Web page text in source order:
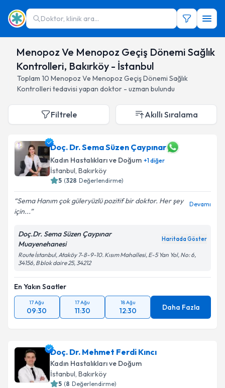
Doktor, klinik ara...
Menopoz Ve Menopoz Geçiş Dönemi Sağlık
Kontrolleri, Bakırköy - İstanbul
Toplam 10 Menopoz Ve Menopoz Geçiş Dönemi Sağlık
Kontrolleri tedavisi yapan doktor - uzman bulundu
Filtrele Akıllı Sıralama
Doç. Dr. Sema Süzen Çaypınar
Kadın Hastalıkları ve Doğum +1diğer
İstanbul, Bakırköy
5 (328 Değerlendirme)
Sema Hanım çok güleryüzlü pozitif bir doktor. Her şey
için...
Devamı
Doç.Dr. Sema Süzen Çaypınar
Muayenehanesi
Haritada Göster
Route İstanbul, Ataköy 7-8-9-10. Kısım Mahallesi, E-5 Yan Yol, No: 6,
34156, B blok daire 25, 34212
En Yakın Saatler
17 Ağu
09:30
17 Ağu
11:30
18 Ağu
12:30 Daha Fazla
Doç. Dr. Mehmet Ferdi Kıncı
Kadın Hastalıkları ve Doğum
İstanbul, Bakırköy
5 (8 Değerlendirme)